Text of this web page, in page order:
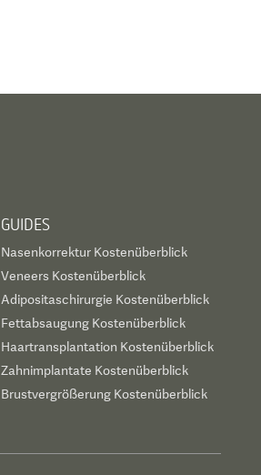
GUIDES
Nasenkorrektur Kostenüberblick
Veneers Kostenüberblick
Adipositaschirurgie Kostenüberblick
Fettabsaugung Kostenüberblick
Haartransplantation Kostenüberblick
Zahnimplantate Kostenüberblick
Brustvergrößerung Kostenüberblick